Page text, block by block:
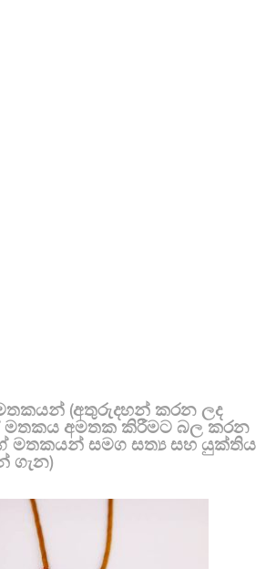
(අතුරුදහන් කරන ලද
අමතක කිරීමට බල කරන
මතකයන් සමග සත්‍ය සහ යුක්තිය
ගැන)